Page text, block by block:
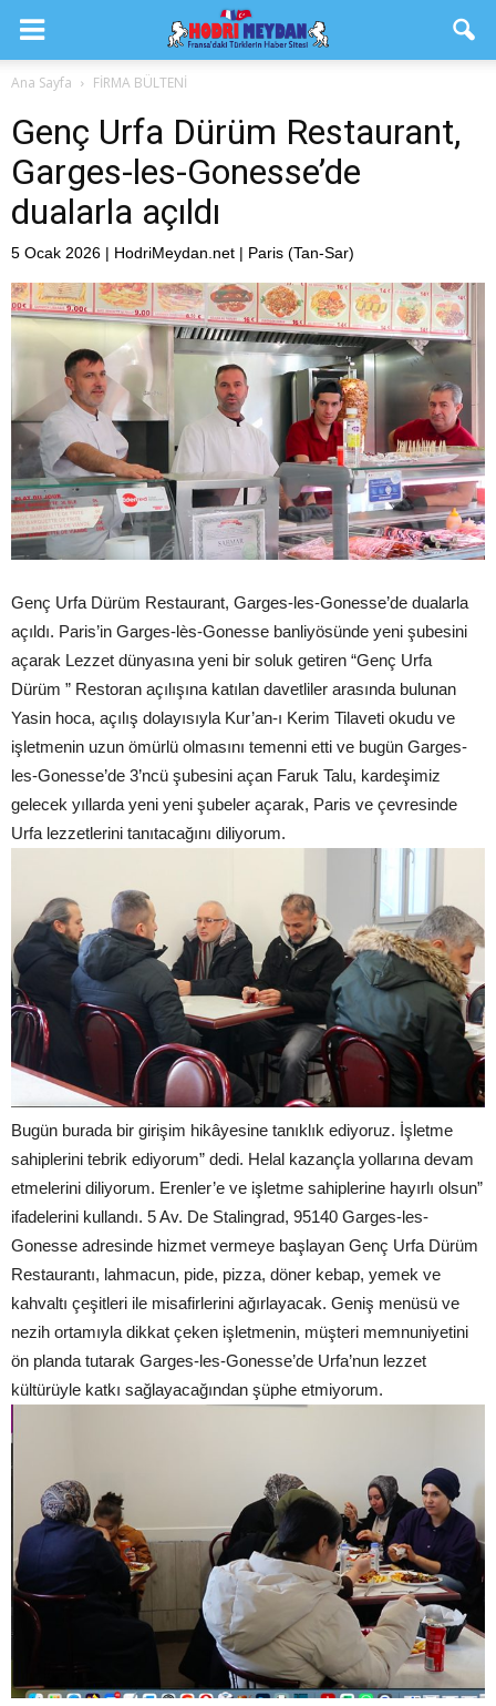
Ana Sayfa FİRMA BÜLTENİ
Genç Urfa Dürüm Restaurant,
Garges-les-Gonesse’de
dualarla açıldı
5 Ocak 2026 | HodriMeydan.net | Paris (Tan-Sar)
Genç Urfa Dürüm Restaurant, Garges-les-Gonesse’de dualarla
açıldı. Paris’in Garges-lès-Gonesse banliyösünde yeni şubesini
açarak Lezzet dünyasına yeni bir soluk getiren “Genç Urfa
Dürüm ” Restoran açılışına katılan davetliler arasında bulunan
Yasin hoca, açılış dolayısıyla Kur’an-ı Kerim Tilaveti okudu ve
işletmenin uzun ömürlü olmasını temenni etti ve bugün Garges-
les-Gonesse’de 3’ncü şubesini açan Faruk Talu, kardeşimiz
gelecek yıllarda yeni yeni şubeler açarak, Paris ve çevresinde
Urfa lezzetlerini tanıtacağını diliyorum.
Bugün burada bir girişim hikâyesine tanıklık ediyoruz. İşletme
sahiplerini tebrik ediyorum” dedi. Helal kazançla yollarına devam
etmelerini diliyorum. Erenler’e ve işletme sahiplerine hayırlı olsun”
ifadelerini kullandı. 5 Av. De Stalingrad, 95140 Garges-les-
Gonesse adresinde hizmet vermeye başlayan Genç Urfa Dürüm
Restaurantı, lahmacun, pide, pizza, döner kebap, yemek ve
kahvaltı çeşitleri ile misafirlerini ağırlayacak. Geniş menüsü ve
nezih ortamıyla dikkat çeken işletmenin, müşteri memnuniyetini
ön planda tutarak Garges-les-Gonesse’de Urfa’nun lezzet
kültürüyle katkı sağlayacağından şüphe etmiyorum.